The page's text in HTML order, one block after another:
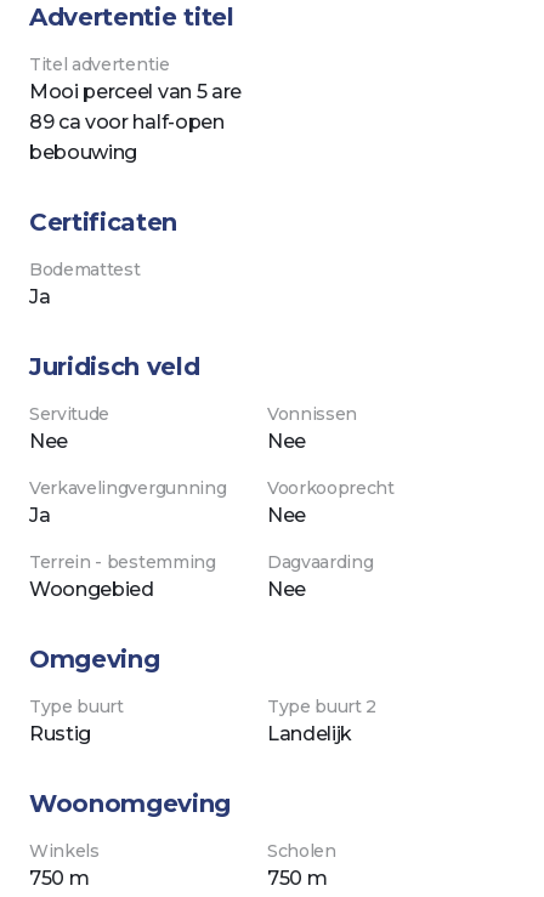
Advertentie titel
titel advertentie
Mooi perceel van 5 are
89 ca voor half-open
bebouwing
Certificaten
bodemattest
ja
Juridisch veld
servitude
nee
vonnissen
nee
verkavelingvergunning
ja
voorkooprecht
nee
terrein - bestemming
woongebied
dagvaarding
nee
Omgeving
Type buurt
rustig
Type buurt 2
landelijk
Woonomgeving
winkels
750 m
scholen
750 m